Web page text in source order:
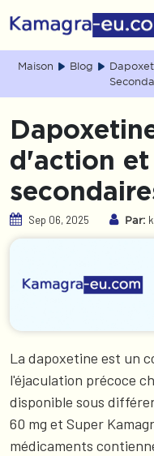
Maison Blog
d'action
Sep 06, 2025 Par:
La dapoxetine est un
l'éjaculation précoce
disponible sous
60 mg et Super
médicaments